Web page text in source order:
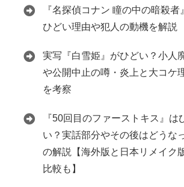
『名探偵コナン 瞳の中の暗殺者
ひどい理由や犯人の動機を解説
実写『白雪姫』がひどい？小人
や公開中止の噂・炎上と大コケ
を考察
『50回目のファーストキス』は
い？実話部分やその後はどうな
の解説【海外版と日本リメイク
比較も】